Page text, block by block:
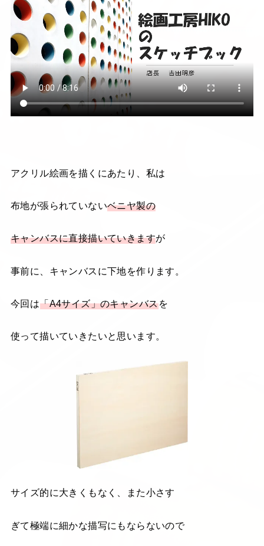
アクリル絵画を描くにあたり、私は
布地が張られていないベニヤ製の
キャンバスに直接描いていきますが
事前に、キャンバスに下地を作ります。
今回は「A4サイズ」のキャンバスを
使って描いていきたいと思います。
サイズ的に大きくもなく、また小さす
ぎて極端に細かな描写にもならないので